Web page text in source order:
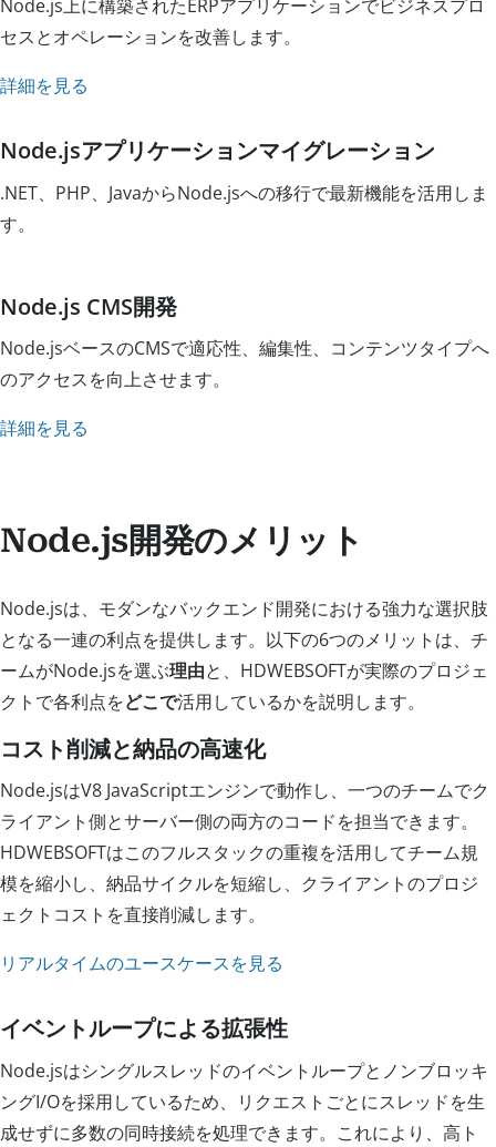
Node.js上に構築されたERPアプリケーションでビジネスプロ
セスとオペレーションを改善します。
詳細を見る
Node.jsアプリケーションマイグレーション
.NET、PHP、JavaからNode.jsへの移行で最新機能を活用しま
す。
Node.js CMS開発
Node.jsベースのCMSで適応性、編集性、コンテンツタイプへ
のアクセスを向上させます。
詳細を見る
Node.js開発のメリット
Node.jsは、モダンなバックエンド開発における強力な選択肢
となる一連の利点を提供します。以下の6つのメリットは、チ
ームがNode.jsを選ぶ理由と、HDWEBSOFTが実際のプロジェ
クトで各利点をどこで活用しているかを説明します。
コスト削減と納品の高速化
Node.jsはV8 JavaScriptエンジンで動作し、一つのチームでク
ライアント側とサーバー側の両方のコードを担当できます。
HDWEBSOFTはこのフルスタックの重複を活用してチーム規
模を縮小し、納品サイクルを短縮し、クライアントのプロジ
ェクトコストを直接削減します。
リアルタイムのユースケースを見る
イベントループによる拡張性
Node.jsはシングルスレッドのイベントループとノンブロッキ
ングI/Oを採用しているため、リクエストごとにスレッドを生
成せずに多数の同時接続を処理できます。これにより、高ト